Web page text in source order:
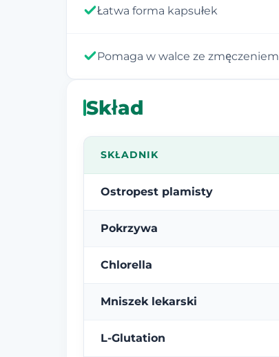
Łatwa forma kapsułek
Pomaga w walce ze zmęczeniem
Skład
SKŁADNIK
Ostropest plamisty
Pokrzywa
Chlorella
Mniszek lekarski
L-Glutation